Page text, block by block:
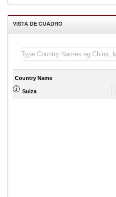
VISTA DE CUADRO
Country Name
Suiza